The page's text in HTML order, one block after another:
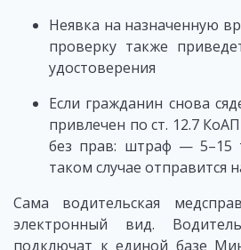
Неявка на назначенную
проверку также
удостоверения
Если гражданин снова
привлечен по ст. 12.7
без прав: штраф — 5–15
таком случае отправится
Сама водительская
электронный вид.
подключат к единой базе